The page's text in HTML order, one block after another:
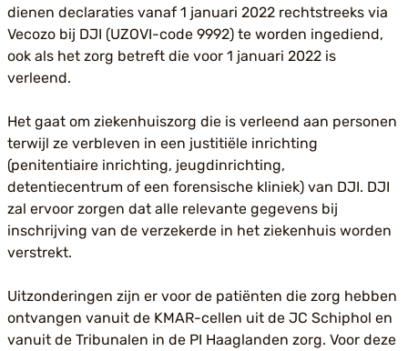
dienen declaraties vanaf 1 januari 2022 rechtstreeks via
Vecozo bij DJI (UZOVI-code 9992) te worden ingediend,
ook als het zorg betreft die voor 1 januari 2022 is
verleend.
Het gaat om ziekenhuiszorg die is verleend aan personen
terwijl ze verbleven in een justitiële inrichting
(penitentiaire inrichting, jeugdinrichting,
detentiecentrum of een forensische kliniek) van DJI. DJI
zal ervoor zorgen dat alle relevante gegevens bij
inschrijving van de verzekerde in het ziekenhuis worden
verstrekt.
Uitzonderingen zijn er voor de patiënten die zorg hebben
ontvangen vanuit de KMAR-cellen uit de JC Schiphol en
vanuit de Tribunalen in de PI Haaglanden zorg. Voor deze